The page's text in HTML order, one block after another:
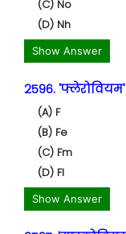
(C) No
(D) Nh
Show Answer
2596.
(A) F
(B) Fe
(C) Fm
(D) Fl
Show Answer